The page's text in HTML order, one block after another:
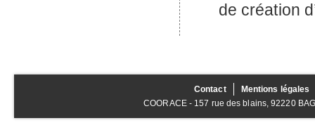
de création
Contact
Mentions légales
COORACE - 157 rue des blains, 92220